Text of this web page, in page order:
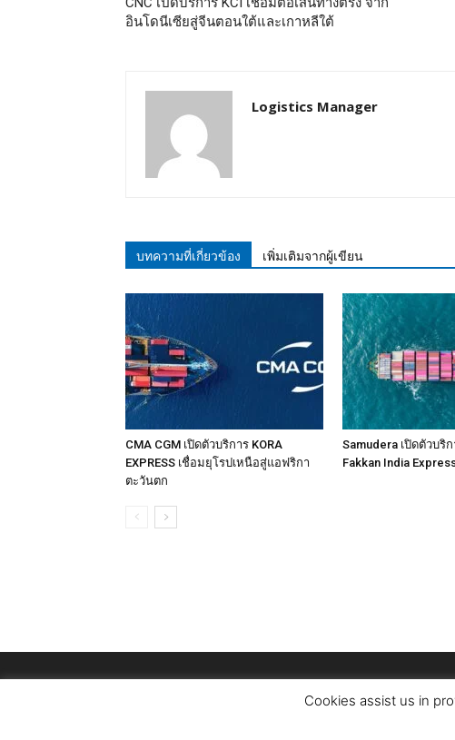
อินโดนีเซียสู่จีนตอนใต้และเกาหลีใต้
Logistics Manager
บทความที่เกี่ยวข้อง เพิ่มเติมจากผู้เขียน
CMA CGM เปิดตัวบริการ KORA
EXPRESS เชื่อมยุโรปเหนือสู่แอฟริกา
ตะวันตก
Samudera เปิดตัวบริ
Fakkan India
Cookies assist us in